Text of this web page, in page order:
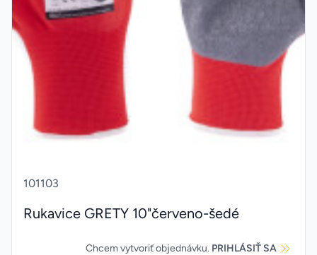
101103
Rukavice GRETY 10"červeno-šedé
Chcem vytvoriť objednávku. PRIHLÁSIŤ SA